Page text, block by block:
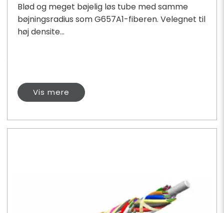
Blød og meget bøjelig løs tube med samme
bøjningsradius som G657A1-fiberen. Velegnet til
høj densite...
Vis mere